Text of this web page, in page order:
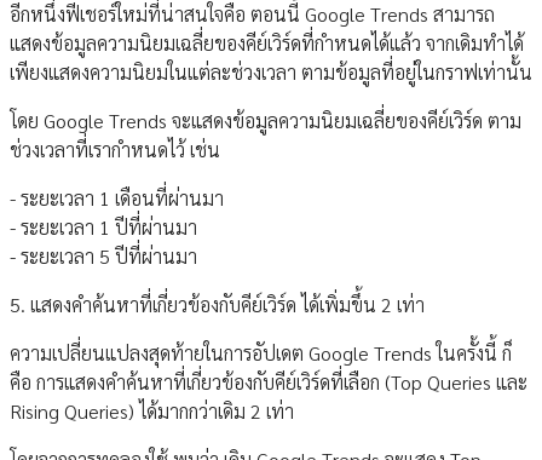
อีกหนึ่งฟีเชอร์ใหม่ที่น่าสนใจคือ ตอนนี้ Google Trends สามารถ
แสดงข้อมูลความนิยมเฉลี่ยของคีย์เวิร์ดที่กำหนดได้แล้ว จากเดิมทำได้
เพียงแสดงความนิยมในแต่ละช่วงเวลา ตามข้อมูลที่อยู่ในกราฟเท่านั้น
โดย Google Trends จะแสดงข้อมูลความนิยมเฉลี่ยของคีย์เวิร์ด ตาม
ช่วงเวลาที่เรากำหนดไว้ เช่น
- ระยะเวลา 1 เดือนที่ผ่านมา
- ระยะเวลา 1 ปีที่ผ่านมา
- ระยะเวลา 5 ปีที่ผ่านมา
5. แสดงคำค้นหาที่เกี่ยวข้องกับคีย์เวิร์ด ได้เพิ่มขึ้น 2 เท่า
ความเปลี่ยนแปลงสุดท้ายในการอัปเดต Google Trends ในครั้งนี้ ก็
คือ การแสดงคำค้นหาที่เกี่ยวข้องกับคีย์เวิร์ดที่เลือก (Top Queries และ
Rising Queries) ได้มากกว่าเดิม 2 เท่า